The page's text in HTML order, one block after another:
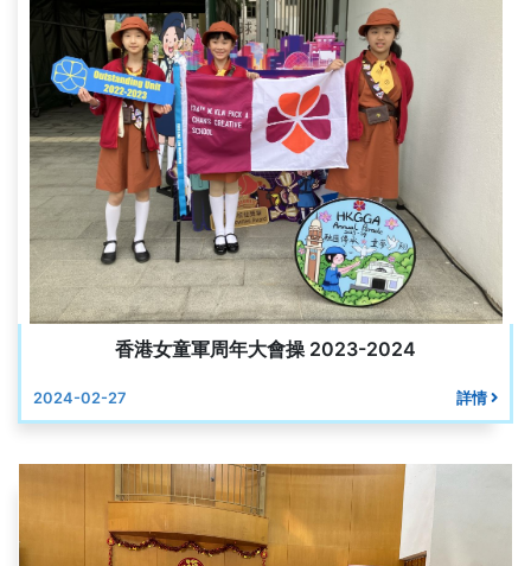
香港女童軍周年大會操 2023-2024
2024-02-27 詳情